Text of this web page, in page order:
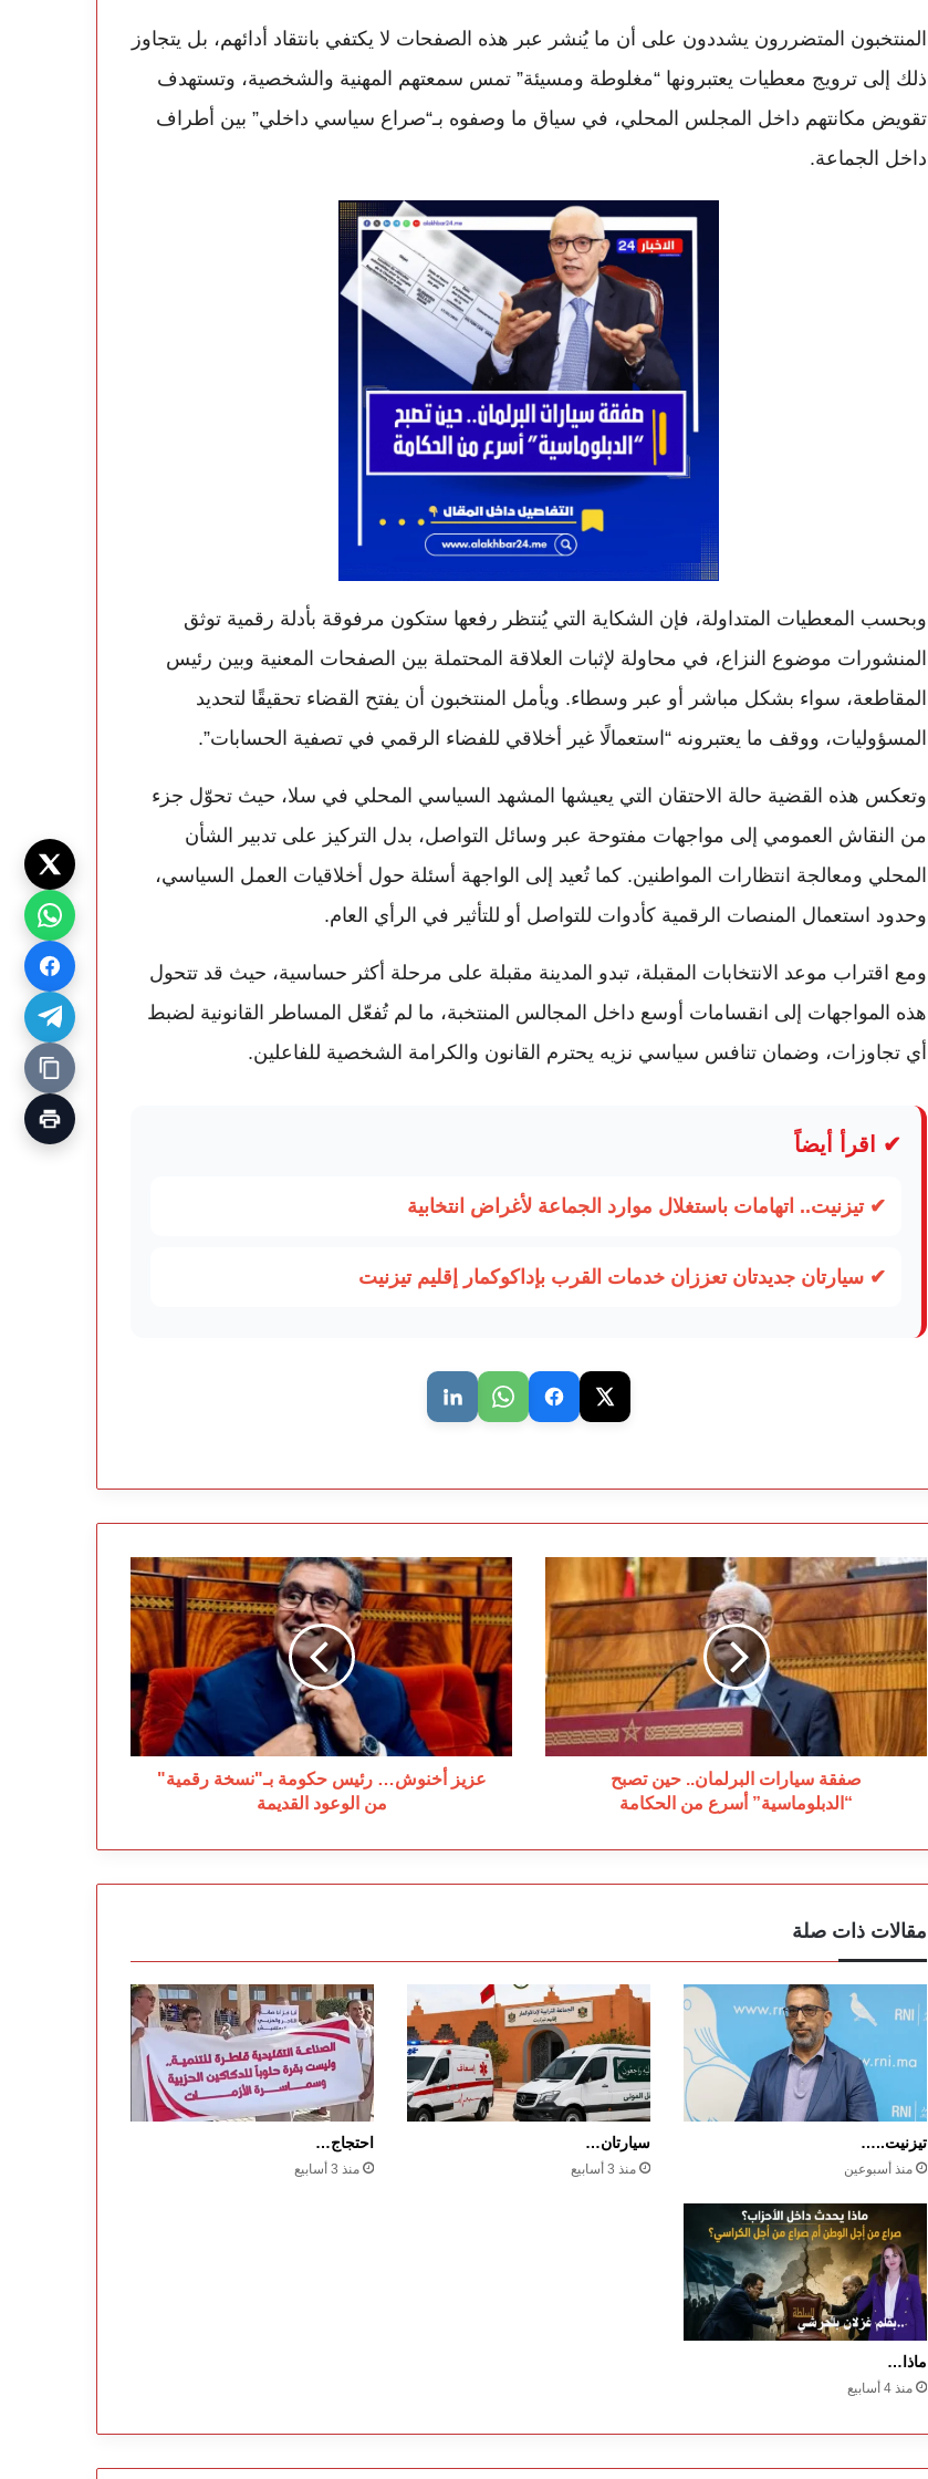
المنتخبون المتضررون يشددون على أن ما يُنشر عبر هذه الصفحات لا يكتفي بانتقاد أدائهم، بل يتجاوز
ذلك إلى ترويج معطيات يعتبرونها “مغلوطة ومسيئة” تمس سمعتهم المهنية والشخصية، وتستهدف
تقويض مكانتهم داخل المجلس المحلي، في سياق ما وصفوه بـ“صراع سياسي داخلي” بين أطراف
داخل الجماعة.
وبحسب المعطيات المتداولة، فإن الشكاية التي يُنتظر رفعها ستكون مرفوقة بأدلة رقمية توثق
المنشورات موضوع النزاع، في محاولة لإثبات العلاقة المحتملة بين الصفحات المعنية وبين رئيس
المقاطعة، سواء بشكل مباشر أو عبر وسطاء. ويأمل المنتخبون أن يفتح القضاء تحقيقًا لتحديد
المسؤوليات، ووقف ما يعتبرونه “استعمالًا غير أخلاقي للفضاء الرقمي في تصفية الحسابات”.
وتعكس هذه القضية حالة الاحتقان التي يعيشها المشهد السياسي المحلي في سلا، حيث تحوّل جزء
من النقاش العمومي إلى مواجهات مفتوحة عبر وسائل التواصل، بدل التركيز على تدبير الشأن
المحلي ومعالجة انتظارات المواطنين. كما تُعيد إلى الواجهة أسئلة حول أخلاقيات العمل السياسي،
وحدود استعمال المنصات الرقمية كأدوات للتواصل أو للتأثير في الرأي العام.
ومع اقتراب موعد الانتخابات المقبلة، تبدو المدينة مقبلة على مرحلة أكثر حساسية، حيث قد تتحول
هذه المواجهات إلى انقسامات أوسع داخل المجالس المنتخبة، ما لم تُفعّل المساطر القانونية لضبط
أي تجاوزات، وضمان تنافس سياسي نزيه يحترم القانون والكرامة الشخصية للفاعلين.
✔ اقرأ أيضاً
✔ تيزنيت.. اتهامات باستغلال موارد الجماعة لأغراض انتخابية
✔ سيارتان جديدتان تعززان خدمات القرب بإداكوكمار إقليم تيزنيت
صفقة
سيارات
البرلمان..
حين
تصبح
“الدبلوماسية”
أسرع
من
الحكامة
صفقة سيارات البرلمان.. حين تصبح
“الدبلوماسية” أسرع من الحكامة
عزيز
أخنوش…
رئيس
حكومة
بـ"نسخة
رقمية"
من
الوعود
القديمة
عزيز أخنوش… رئيس حكومة بـ"نسخة رقمية"
من الوعود القديمة
مقالات ذات صلة
تيزنيت..…
منذ أسبوعين
سيارتان…
منذ 3 أسابيع
احتجاج…
منذ 3 أسابيع
ماذا…
منذ 4 أسابيع